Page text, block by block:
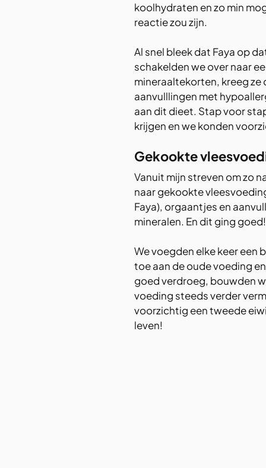
koolhydraten en zo min
reactie zou zijn.
Al snel bleek dat Faya op
schakelden we over naar
mineraaltekorten, kreeg ze
aanvulllingen met
aan dit dieet. Stap voor
krijgen en we konden
Gekookte
Vanuit mijn streven om zo
naar gekookte
Faya), orgaantjes en
mineralen. En dit ging goed!
We voegden elke keer een
toe aan de oude voeding
goed verdroeg, bouwden
voeding steeds verder
voorzichtig een tweede
leven!